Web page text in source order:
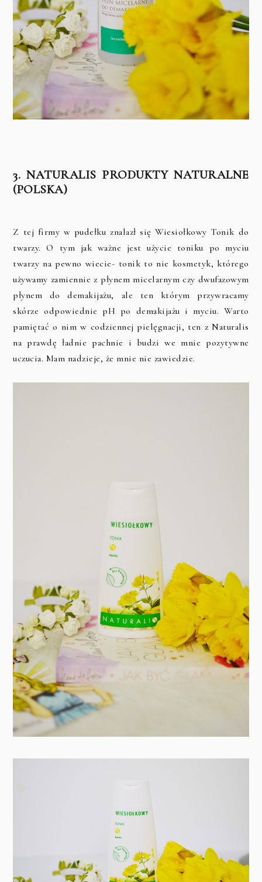
3. NATURALIS PRODUKTY NATURALNE
(POLSKA)
Z tej firmy w pudełku znalazł się Wiesiołkowy Tonik do
twarzy. O tym jak ważne jest użycie toniku po myciu
twarzy na pewno wiecie- tonik to nie kosmetyk, którego
używamy zamiennie z płynem micelarnym czy dwufazowym
płynem do demakijażu, ale ten którym przywracamy
skórze odpowiednie pH po demakijażu i myciu. Warto
pamiętać o nim w codziennej pielęgnacji, ten z Naturalis
na prawdę ładnie pachnie i budzi we mnie pozytywne
uczucia. Mam nadzieje, że mnie nie zawiedzie.